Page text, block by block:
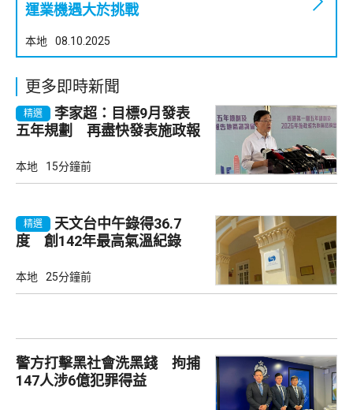
運業機遇大於挑戰
本地 08.10.2025
更多即時新聞
精選
李家超：目標9月發表
五年規劃 再盡快發表施政報
本地 15分鐘前
精選
天文台中午錄得36.7
度 創142年最高氣溫紀錄
本地 25分鐘前
警方打擊黑社會洗黑錢 拘捕
147人涉6億犯罪得益